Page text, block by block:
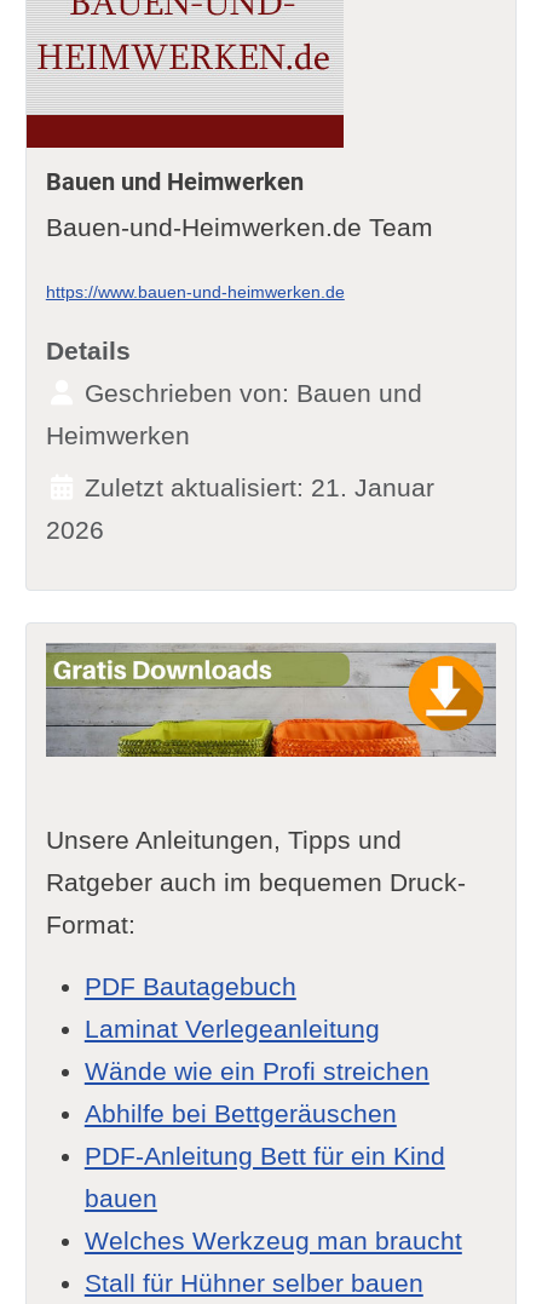
Bauen und Heimwerken
Bauen-und-Heimwerken.de Team
https://www.bauen-und-heimwerken.de
Details
Geschrieben von: Bauen und
Heimwerken
Zuletzt aktualisiert: 21. Januar
2026
Unsere Anleitungen, Tipps und
Ratgeber auch im bequemen Druck-
Format:
PDF Bautagebuch
Laminat Verlegeanleitung
Wände wie ein Profi streichen
Abhilfe bei Bettgeräuschen
PDF-Anleitung Bett für ein Kind
bauen
Welches Werkzeug man braucht
Stall für Hühner selber bauen